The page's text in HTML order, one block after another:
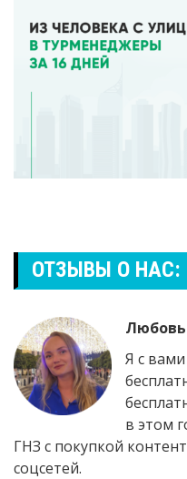
ОТЗЫВЫ О НАС:
Я с
в этом
ГНЗ с покупкой
соцсетей.